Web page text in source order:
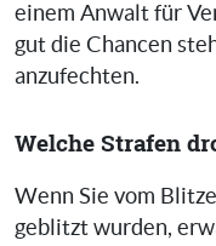
einem Anwalt für
gut die Chancen
anzufechten.
Welche Strafen
Wenn Sie vom
geblitzt wurden,